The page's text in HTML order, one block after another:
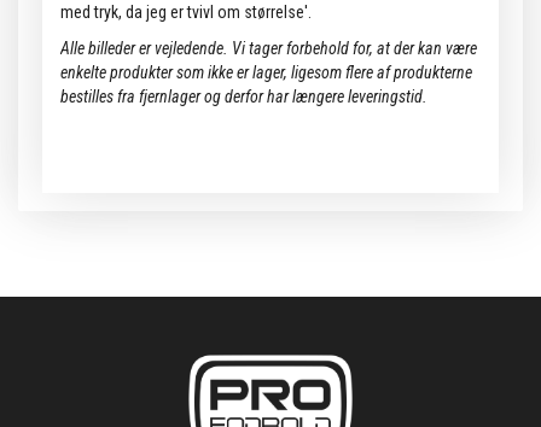
med tryk, da jeg er tvivl om størrelse'.
Alle billeder er vejledende. Vi tager forbehold for, at der kan være
enkelte produkter som ikke er lager, ligesom flere af produkterne
bestilles fra fjernlager og derfor har længere leveringstid.